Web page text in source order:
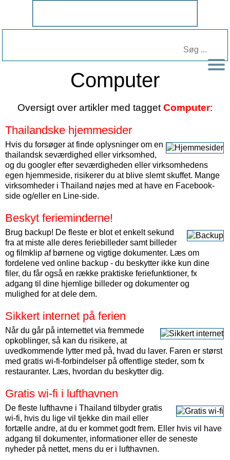
Computer
Oversigt over artikler med tagget Computer:
Thailandske hjemmesider
Hvis du forsøger at finde oplysninger om en
thailandsk seværdighed eller virksomhed,
og du googler efter seværdigheden eller virksomhedens
egen hjemmeside, risikerer du at blive slemt skuffet. Mange
virksomheder i Thailand nøjes med at have en Facebook-
side og/eller en Line-side.
Beskyt ferieminderne!
Brug backup! De fleste er blot et enkelt sekund
fra at miste alle deres feriebilleder samt billeder
og filmklip af børnene og vigtige dokumenter. Læs om
fordelene ved online backup - du beskytter ikke kun dine
filer, du får også en række praktiske feriefunktioner, fx
adgang til dine hjemlige billeder og dokumenter og
mulighed for at dele dem.
Sikkert internet på ferien
Når du går på internettet via fremmede
opkoblinger, så kan du risikere, at
uvedkommende lytter med på, hvad du laver. Faren er størst
med gratis wi-fi-forbindelser på offentlige steder, som fx
restauranter. Læs, hvordan du beskytter dig.
Gratis wi-fi i lufthavnen
De fleste lufthavne i Thailand tilbyder gratis
wi-fi, hvis du lige vil tjekke din mail eller
fortælle andre, at du er kommet godt frem. Eller hvis vil have
adgang til dokumenter, informationer eller de seneste
nyheder på nettet, mens du er i lufthavnen.